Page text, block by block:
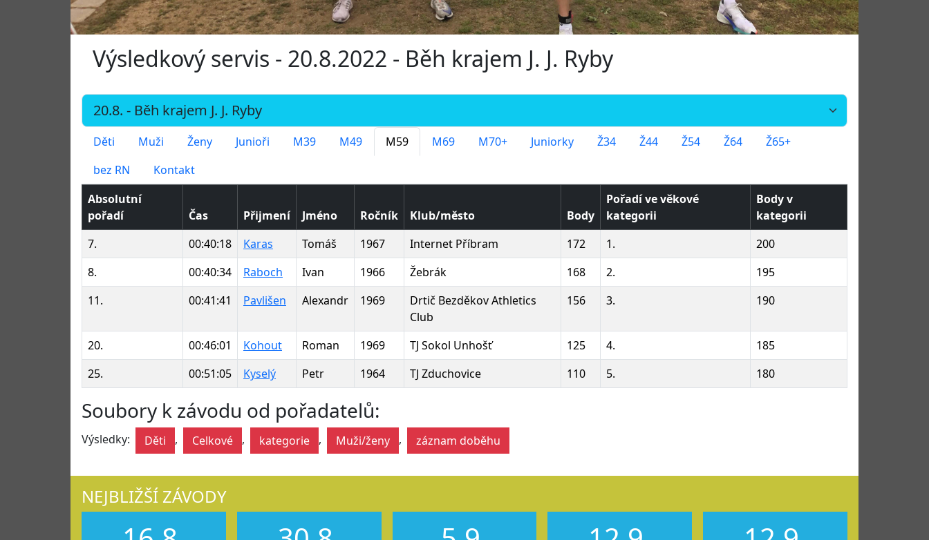
Výsledkový servis - 20.8.2022 - Běh krajem J. J. Ryby
Děti Muži Ženy Junioři M39 M49 M59 M69 M70+ Juniorky Ž34 Ž44 Ž54 Ž64
Ž65+
bez RN
Kontakt
Absolutní
pořadí
Čas Přijmení Jméno Ročník Klub/město Body
Pořadí ve věkové
kategorii
Body v
kategorii
7.
00:40:18 Karas Tomáš 1967 Internet Příbram 172 1.
200
8.
00:40:34 Raboch Ivan 1966 Žebrák 168 2.
195
11.
00:41:41 Pavlišen Alexandr 1969
Drtič Bezděkov Athletics
Club
156 3. 190
20. 00:46:01 Kohout Roman 1969 TJ Sokol Unhošť 125 4.
185
25.
00:51:05 Kyselý Petr 1964 TJ Zduchovice 110 5. 180
Soubory k závodu od pořadatelů:
Výsledky: Děti , Celkové , kategorie , Muži/ženy , záznam doběhu
NEJBLIŽŠÍ ZÁVODY